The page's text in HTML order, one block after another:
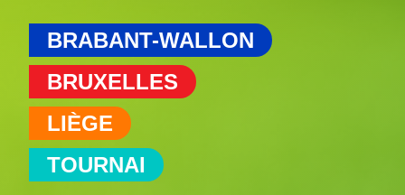
BRABANT-WALLON
BRUXELLES
LIÈGE
TOURNAI